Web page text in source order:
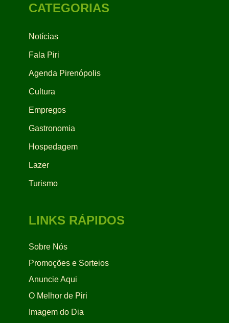
CATEGORIAS
Notícias
Fala Piri
Agenda Pirenópolis
Cultura
Empregos
Gastronomia
Hospedagem
Lazer
Turismo
LINKS RÁPIDOS
Sobre Nós
Promoções e Sorteios
Anuncie Aqui
O Melhor de Piri
Imagem do Dia